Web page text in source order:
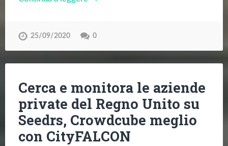
25/09/2020 0
Cerca e monitora le aziende
private del Regno Unito su
Seedrs, Crowdcube meglio
con CityFALCON